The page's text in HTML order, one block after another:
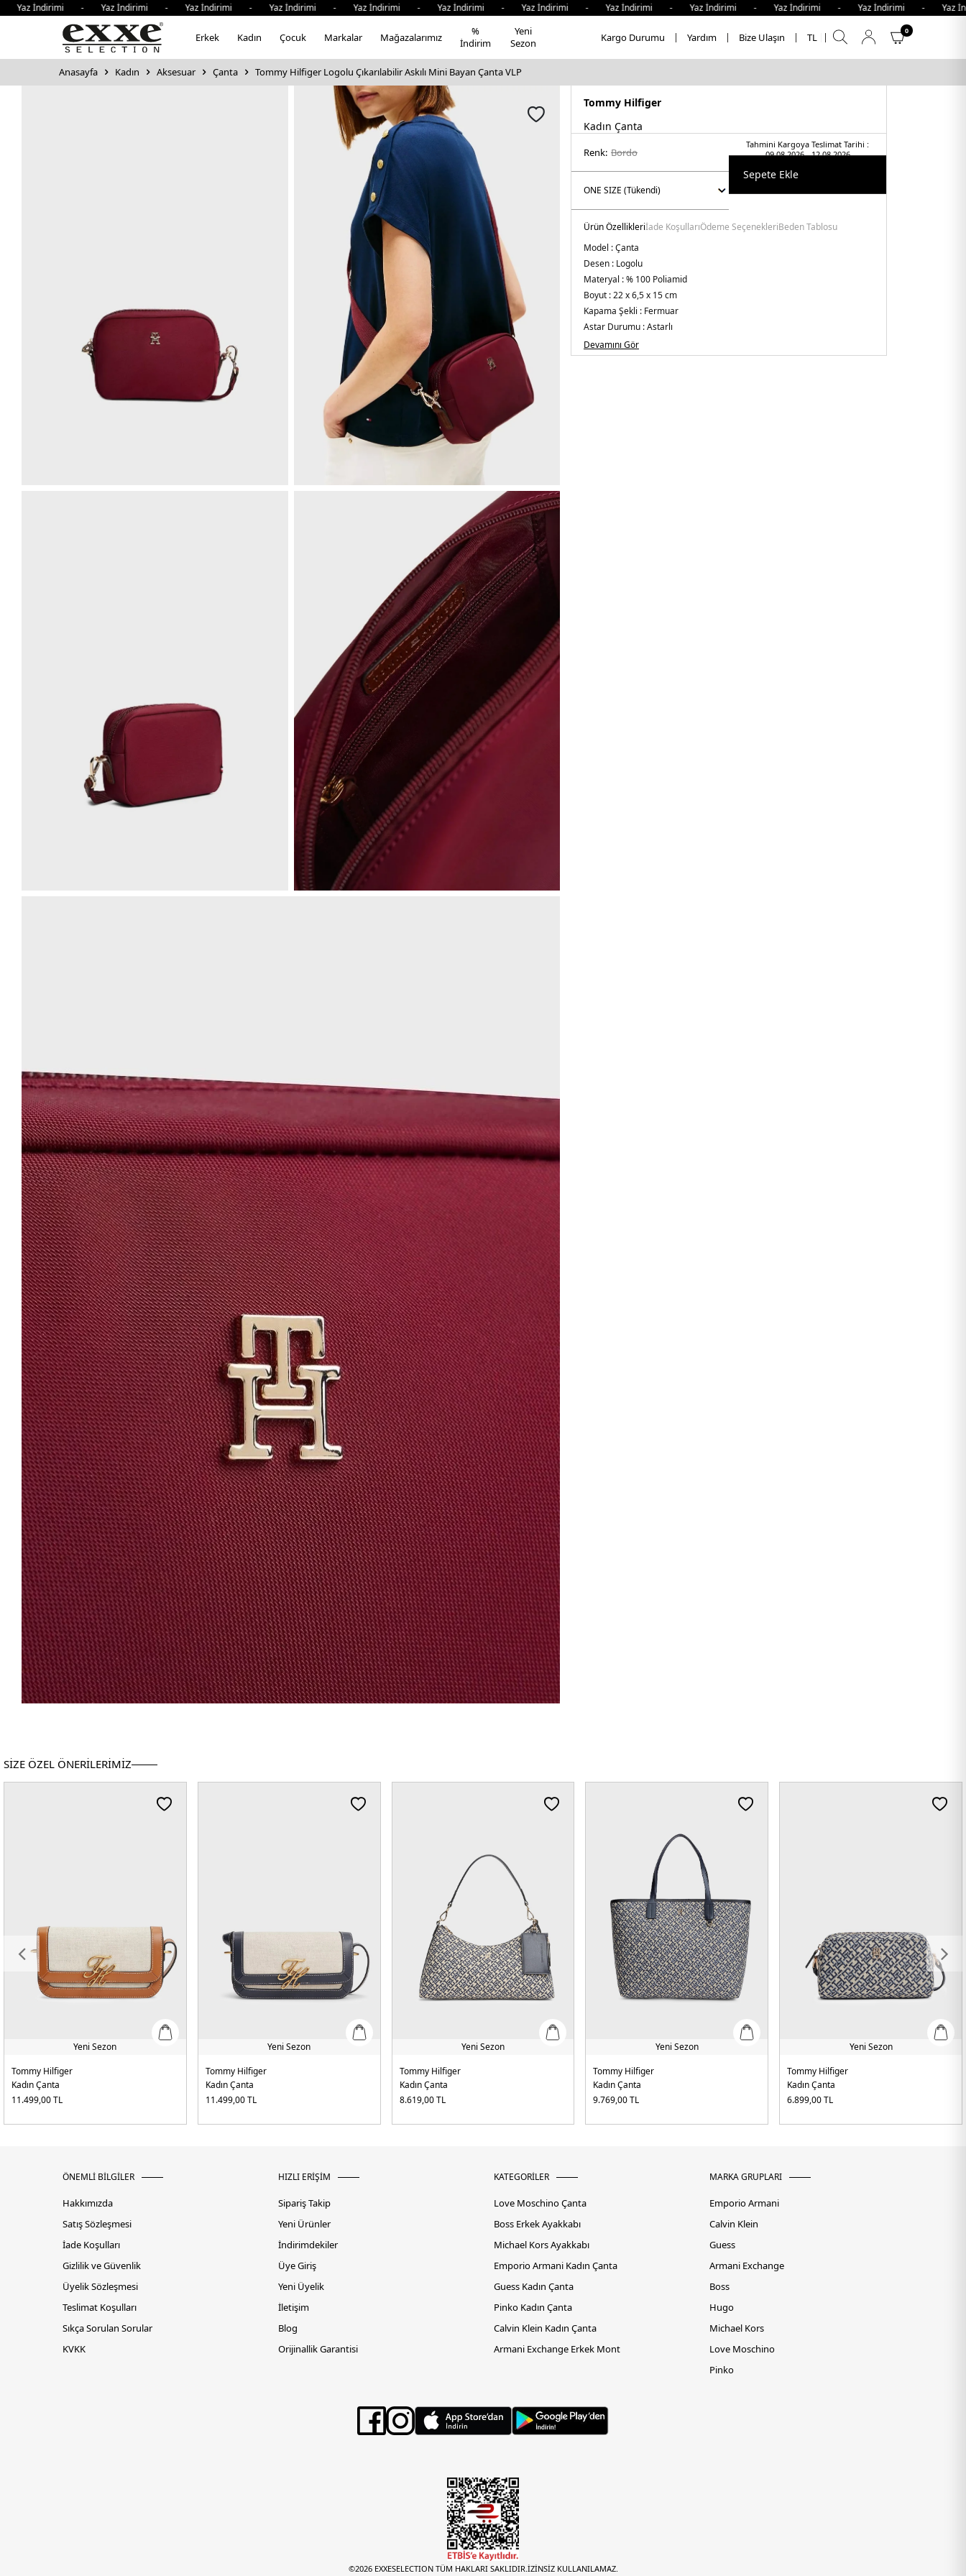
İndirimi - Yaz İndirimi - Yaz İndirimi - Yaz İndirimi - Yaz İndirimi - Yaz İndirimi - Yaz İndirimi - Yaz İndirimi - Yaz İndirimi - Yaz İndirimi - Yaz İndirimi -
Erkek Kadın Çocuk Markalar Mağazalarımız
%
İndirim
Yeni
Sezon
Kargo Durumu Yardım Bize Ulaşın TL
0
Anasayfa Kadın Aksesuar Çanta Tommy Hilfiger Logolu Çıkarılabilir Askılı Mini Bayan Çanta VLP
Tommy Hilfiger
Kadın Çanta
Tahmini Kargoya Teslimat Tarihi :
09.08.2026 - 12.08.2026
Renk: bordo
Sepete Ekle
Ürün Özellikleriİade KoşullarıÖdeme SeçenekleriBeden Tablosu
Model :Çanta
Desen : Logolu
Materyal :% 100 Poliamid
Boyut :22 x 6,5 x 15 cm
Kapama Şekli : Fermuar
Astar Durumu :Astarlı
Askı Türü :Çıkarılabilir ve Ayarlanabilir Askılı
Menşei :Kamboçya
Devamını Gör
SİZE ÖZEL ÖNERİLERİMİZ
Yeni Sezon
Tommy Hilfiger
Kadın Çanta
11.499,00TL
Yeni Sezon
Tommy Hilfiger
Kadın Çanta
11.499,00TL
Yeni Sezon
Tommy Hilfiger
Kadın Çanta
8.619,00TL
Yeni Sezon
Tommy Hilfiger
Kadın Çanta
9.769,00TL
Yeni Sezon
Tommy Hilfiger
Kadın Çanta
6.899,00TL
ÖNEMLİ BİLGİLER
Hakkımızda
Satış Sözleşmesi
İade Koşulları
Gizlilik ve Güvenlik
Üyelik Sözleşmesi
Teslimat Koşulları
Sıkça Sorulan Sorular
KVKK
HIZLI ERİŞİM
Sipariş Takip
Yeni Ürünler
İndirimdekiler
Üye Giriş
Yeni Üyelik
İletişim
Blog
Orijinallik Garantisi
KATEGORİLER
Love Moschino Çanta
Boss Erkek Ayakkabı
Michael Kors Ayakkabı
Emporio Armani Kadın Çanta
Guess Kadın Çanta
Pinko Kadın Çanta
Calvin Klein Kadın Çanta
Armani Exchange Erkek Mont
MARKA GRUPLARI
Emporio Armani
Calvin Klein
Guess
Armani Exchange
Boss
Hugo
Michael Kors
Love Moschino
Pinko
©2026 EXXESELECTION TÜM HAKLARI SAKLIDIR.İZİNSİZ KULLANILAMAZ.